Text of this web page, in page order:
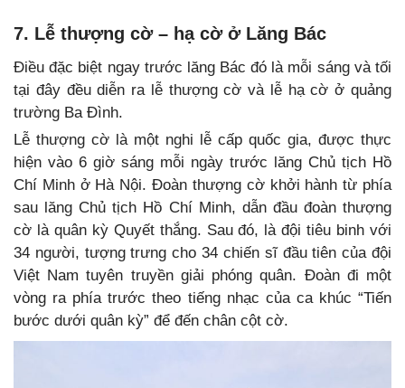
7. Lễ thượng cờ – hạ cờ ở Lăng Bác
Điều đặc biệt ngay trước lăng Bác đó là mỗi sáng và tối
tại đây đều diễn ra lễ thượng cờ và lễ hạ cờ ở quảng
trường Ba Đình.
Lễ thượng cờ là một nghi lễ cấp quốc gia, được thực
hiện vào 6 giờ sáng mỗi ngày trước lăng Chủ tịch Hồ
Chí Minh ở Hà Nội. Đoàn thượng cờ khởi hành từ phía
sau lăng Chủ tịch Hồ Chí Minh, dẫn đầu đoàn thượng
cờ là quân kỳ Quyết thắng. Sau đó, là đội tiêu binh với
34 người, tượng trưng cho 34 chiến sĩ đầu tiên của đội
Việt Nam tuyên truyền giải phóng quân. Đoàn đi một
vòng ra phía trước theo tiếng nhạc của ca khúc “Tiến
bước dưới quân kỳ” để đến chân cột cờ.